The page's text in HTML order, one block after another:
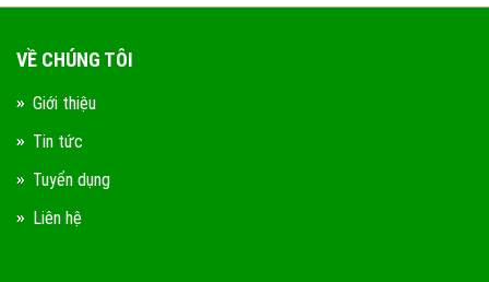
VỀ CHÚNG TÔI
Giới thiệu
Tin tức
Tuyển dụng
Liên hệ